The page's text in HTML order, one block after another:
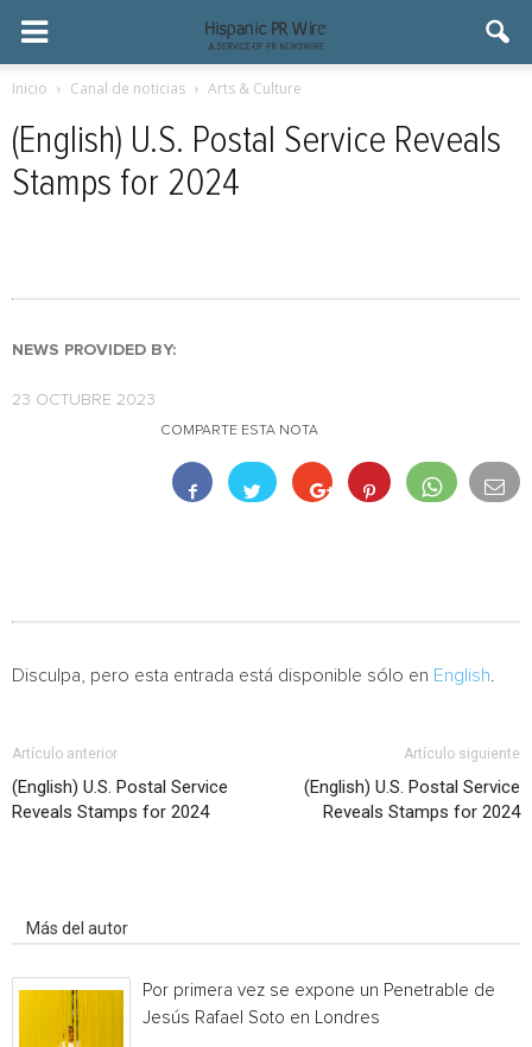
Inicio Canal de noticias Arts & Culture
(English) U.S. Postal Service Reveals
Stamps for 2024
NEWS PROVIDED BY:
23 OCTUBRE 2023
COMPARTE ESTA NOTA
Disculpa, pero esta entrada está disponible sólo en English
Artículo anterior
(English) U.S. Postal Service
Reveals Stamps for 2024
Artículo siguiente
(English) U.S. Postal Service
Reveals Stamps for 2024
Más del autor
Por primera vez se expone un Penetrable de
Jesús Rafael Soto en Londres